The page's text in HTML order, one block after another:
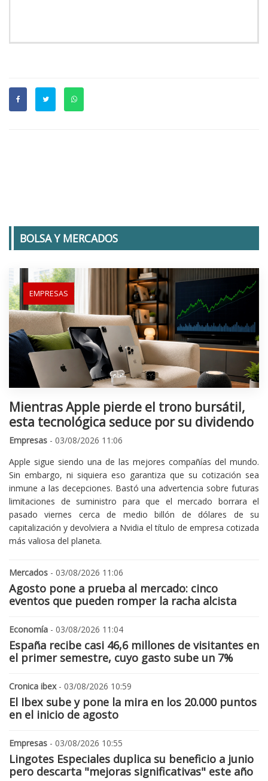
BOLSA Y MERCADOS
EMPRESAS
Mientras Apple pierde el trono bursátil,
esta tecnológica seduce por su dividendo
Empresas - 03/08/2026 11:06
Apple sigue siendo una de las mejores compañías del mundo.
Sin embargo, ni siquiera eso garantiza que su cotización sea
inmune a las decepciones. Bastó una advertencia sobre futuras
limitaciones de suministro para que el mercado borrara el
pasado viernes cerca de medio billón de dólares de su
capitalización y devolviera a Nvidia el título de empresa cotizada
más valiosa del planeta.
Mercados - 03/08/2026 11:06
Agosto pone a prueba al mercado: cinco
eventos que pueden romper la racha alcista
Economía - 03/08/2026 11:04
España recibe casi 46,6 millones de visitantes en
el primer semestre, cuyo gasto sube un 7%
Cronica ibex- 03/08/2026 10:59
El Ibex sube y pone la mira en los 20.000 puntos
en el inicio de agosto
Empresas - 03/08/2026 10:55
Lingotes Especiales duplica su beneficio a junio
pero descarta "mejoras significativas" este año